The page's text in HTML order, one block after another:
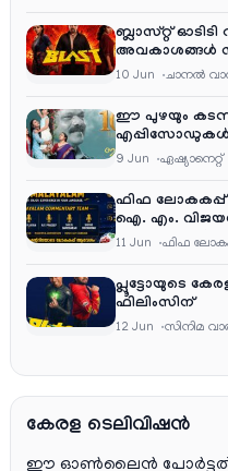
ബ്ലാസ്റ്റ്
അവകാശങ്ങൾ
10 Jun ചാനല്‍
ഈ പുഴയും കടന്ന്
എപ്പിസോഡുകൾ
തിങ്കൾ മുതൽ
9 Jun ഏഷ്യാനെറ്റ്‌
ഫിഫ ലോകകപ്പ്
ഐ. എം.
വരെ കമന്ററി
11 Jun ഫിഫ
പ്ലൂട്ടോയുടെ
ഫിലിംസിന്
12 Jun സിനിമ
കേരള ടെലിവിഷൻ
ഈ ഓൺലൈൻ പോർട്ടൽ